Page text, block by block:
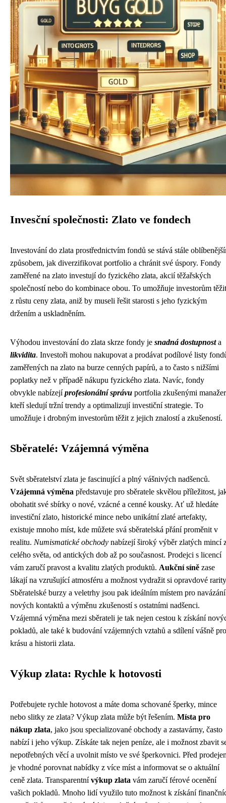
Invesční společnosti: Zlato ve fondech
Investování do zlata prostřednictvím fondů se stává stále
způsobem, jak diverzifikovat portfolio a chránit své úspory. Fondy
zaměřené na zlato investují do fyzického zlata, akcií těžařských
společností nebo do kombinace obou. To umožňuje investorům těžit
z růstu ceny zlata, aniž by museli řešit starosti s jeho fyzickým
držením a uskladněním.
Výhodou investování do zlata skrze fondy je snadná dostupnosta
likvidita. Investoři mohou nakupovat a prodávat podílové listy
zaměřených na zlato na burze cenných papírů, a to často s nižšími
poplatky než v případě nákupu fyzického zlata. Navíc, fondy
obvykle nabízejíprofesionální správu portfolia zkušenými
kteří sledují tržní trendy a optimalizují investiční strategie. To
umožňuje i drobným investorům těžit z jejich znalostí a zkušeností.
Sběratelé: Vzájemná výměna
Svět sběratelství zlata je fascinující a plný vášnivých nadšenců.
Vzájemná výměna představuje pro sběratele skvělou příležitost,
obohatit své sbírky o nové, vzácné a cenné kousky. Ať už hledáte
investiční zlato, historické mince nebo unikátní zlaté artefakty,
existuje mnoho míst, kde můžete svá sběratelská přání proměnit v
realitu. Numismatické obchody nabízejí široký výběr zlatých mincí
celého světa, od antických dob až po současnost. Prodejci s licencí
vám zaručí pravost a kvalitu zlatých produktů. Aukční síně zase
lákají na vzrušující atmosféru a možnost vydražit si opravdové
Sběratelské burzy a veletrhy jsou pak ideálním místem pro navázání
nových kontaktů a výměnu zkušeností s ostatními nadšenci.
Vzájemná výměna mezi sběrateli je tak nejen cestou k získání
pokladů, ale také k budování vzájemných vztahů a sdílení vášně pro
krásu a historii zlata.
Výkup zlata: Rychle k hotovosti
Potřebujete rychle hotovost a máte doma schované šperky, mince
nebo slitky ze zlata? Výkup zlata může být řešením. Místa pro
nákup zlata, jako jsou specializované obchody a zastavárny, často
nabízí i jeho výkup. Získáte tak nejen peníze, ale i možnost zbavit
nepotřebných věcí a uvolnit místo ve své šperkovnici. Před
je vhodné porovnat nabídky z více míst a informovat se o aktuální
ceně zlata. Transparentnívýkup zlata vám zaručí férové ocenění
vašich pokladů. Mnoho lidí využilo tuto možnost k získání